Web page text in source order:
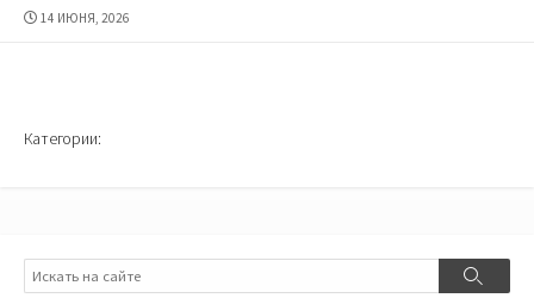
ДАТА
14 ИЮНЯ, 2026
Категории:
Поиск
Поиск